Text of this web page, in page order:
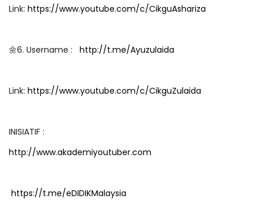
Link: https://www.youtube.com/c/CikguAshariza
🌼6. Username : http://t.me/Ayuzulaida
Link: https://www.youtube.com/c/CikguZulaida
INISIATIF :
http://www.akademiyoutuber.com
https://t.me/eDIDIKMalaysia